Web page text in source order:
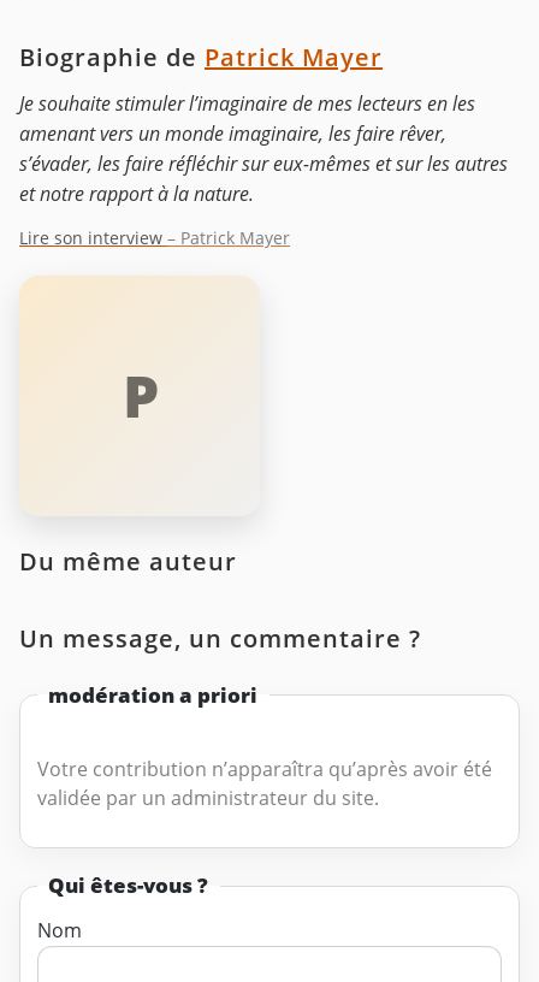
Biographie de Patrick Mayer
Je souhaite stimuler l’imaginaire de mes lecteurs en les
amenant vers un monde imaginaire, les faire rêver,
s’évader, les faire réfléchir sur eux-mêmes et sur les autres
et notre rapport à la nature.
Lire son interview – Patrick Mayer
P
Du même auteur
Un message, un commentaire ?
modération a priori
Votre contribution n’apparaîtra qu’après avoir été
validée par un administrateur du site.
Qui êtes-vous ?
Nom